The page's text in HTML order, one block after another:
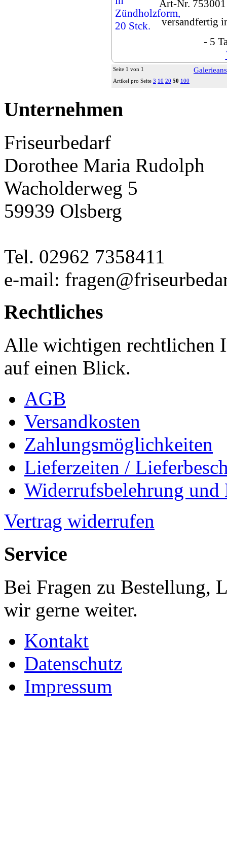
Art-Nr. 753001
versandfertig
- 5
Seite 1 von 1
Artikel pro Seite 3 10 20 50 100
Unternehmen
Friseurbedarf
Dorothee Maria Rudolph
Wacholderweg 5
59939 Olsberg
Tel. 02962 7358411
e-mail:
Rechtliches
Alle wichtigen rechtlichen
auf einen Blick.
AGB
Versandkosten
Zahlungsmöglichkeiten
Lieferzeiten /
Widerrufsbelehrung und
Vertrag widerrufen
Service
Bei Fragen zu Bestellung,
wir gerne weiter.
Kontakt
Datenschutz
Impressum